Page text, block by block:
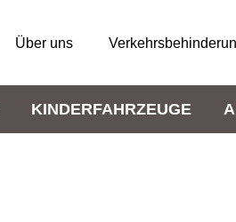
Über uns
KINDERFAHRZEUGE